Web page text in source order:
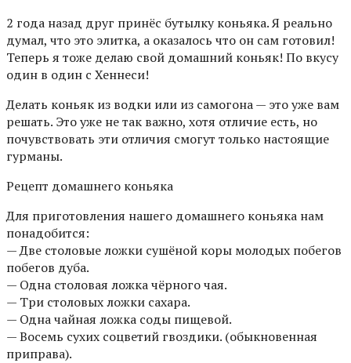
2 года назад друг принёс бутылку коньяка. Я реально
думал, что это элитка, а оказалось что он сам готовил!
Теперь я тоже делаю свой домашний коньяк! По вкусу
один в один с Хеннеси!
Делать коньяк из водки или из самогона — это уже вам
решать. Это уже не так важно, хотя отличие есть, но
почувствовать эти отличия смогут только настоящие
гурманы.
Рецепт домашнего коньяка
Для приготовления нашего домашнего коньяка нам
понадобится:
— Две столовые ложки сушёной коры молодых побегов
побегов дуба.
— Одна столовая ложка чёрного чая.
— Три столовых ложки сахара.
— Одна чайная ложка соды пищевой.
— Восемь сухих соцветий гвоздики. (обыкновенная
приправа).